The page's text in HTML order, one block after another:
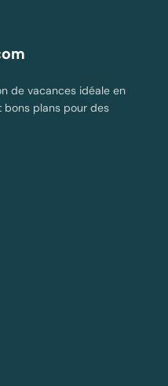
de vacances idéale en
bons plans pour des